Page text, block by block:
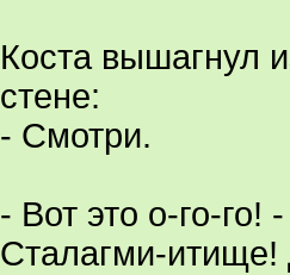
Коста вышагнул
стене:
- Смотри.
- Вот это о-го-го!
Сталагми-итище!